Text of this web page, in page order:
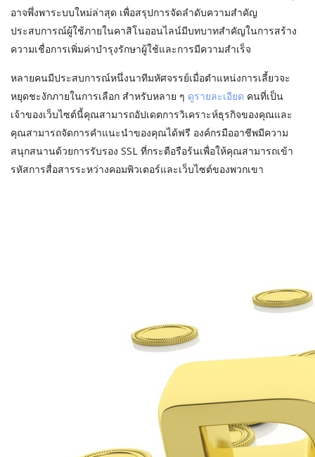
อาจพึ่งพาระบบใหม่ล่าสุด เพื่อสรุปการจัดลำดับความสำคัญ
ประสบการณ์ผู้ใช้ภายในคาสิโนออนไลน์มีบทบาทสำคัญในการสร้าง
ความเชื่อการเพิ่มค่าบำรุงรักษาผู้ใช้และการมีความสำเร็จ
หลายคนมีประสบการณ์หนึ่งนาทีมหัศจรรย์เมื่อตำแหน่งการเลี้ยวจะ
หยุดชะงักภายในการเลือก สำหรับหลาย ๆ ดูรายละเอียด คนที่เป็น
เจ้าของเว็บไซต์นี้คุณสามารถอัปเดตการวิเคราะห์ธุรกิจของคุณและ
คุณสามารถจัดการคำแนะนำของคุณได้ฟรี องค์กรมืออาชีพมีความ
สนุกสนานด้วยการรับรอง SSL ที่กระตือรือร้นเพื่อให้คุณสามารถเข้า
รหัสการสื่อสารระหว่างคอมพิวเตอร์และเว็บไซต์ของพวกเขา